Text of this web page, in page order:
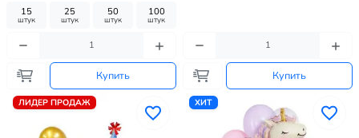
15
штук
25
штук
50
штук
100
штук
Купить Купить
ЛИДЕР ПРОДАЖ ХИТ